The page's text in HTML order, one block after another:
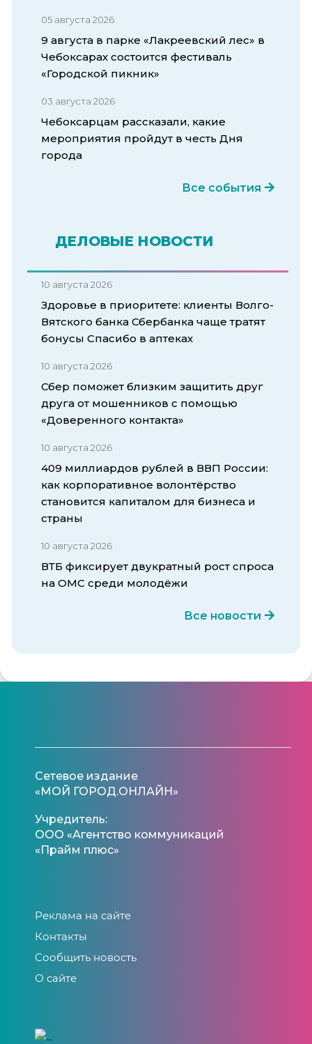
05 августа 2026
9 августа в парке «Лакреевский лес» в
Чебоксарах состоится фестиваль
«Городской пикник»
03 августа 2026
Чебоксарцам рассказали, какие
мероприятия пройдут в честь Дня
города
Все события
ДЕЛОВЫЕ НОВОСТИ
10 августа 2026
Здоровье в приоритете: клиенты Волго-
Вятского банка Сбербанка чаще тратят
бонусы Спасибо в аптеках
10 августа 2026
Сбер поможет близким защитить друг
друга от мошенников с помощью
«Доверенного контакта»
10 августа 2026
409 миллиардов рублей в ВВП России:
как корпоративное волонтёрство
становится капиталом для бизнеса и
страны
10 августа 2026
ВТБ фиксирует двукратный рост спроса
на ОМС среди молодёжи
Все новости
Сетевое издание
«МОЙ ГОРОД.ОНЛАЙН»
Учредитель:
ООО «Агентство коммуникаций
«Прайм плюс»
Реклама на сайте
Контакты
Сообщить новость
О сайте